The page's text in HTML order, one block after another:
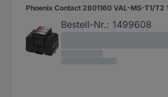
Bestell-Nr.: 1499608